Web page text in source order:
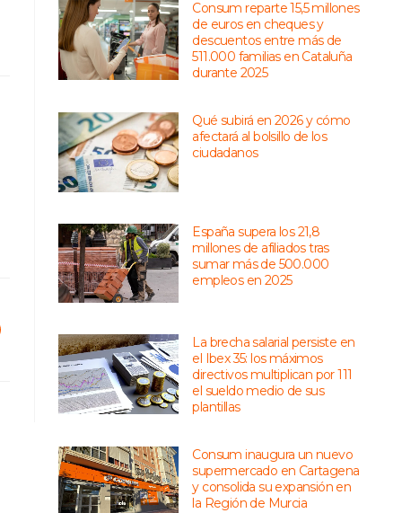
Consum reparte 15,5 millones
de euros en cheques y
descuentos entre más de
511.000 familias en Cataluña
durante 2025
Qué subirá en 2026 y cómo
afectará al bolsillo de los
ciudadanos
España supera los 21,8
millones de afiliados tras
sumar más de 500.000
empleos en 2025
La brecha salarial persiste en
el Ibex 35: los máximos
directivos multiplican por 111
el sueldo medio de sus
plantillas
Consum inaugura un nuevo
supermercado en Cartagena
y consolida su expansión en
la Región de Murcia